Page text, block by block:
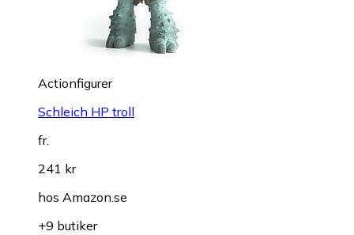
Actionfigurer
Schleich HP troll
fr.
241 kr
hos Amazon.se
+9 butiker